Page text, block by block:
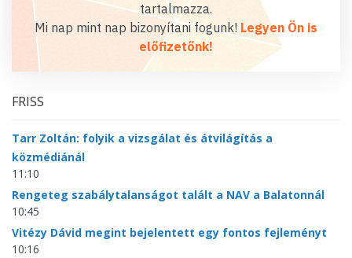
tartalmazza.
Mi nap mint nap bizonyítani fogunk! Legyen Ön is
előfizetőnk!
FRISS
Tarr Zoltán: folyik a vizsgálat és átvilágítás a
közmédiánál
11:10
Rengeteg szabálytalanságot talált a NAV a Balatonnál
10:45
Vitézy Dávid megint bejelentett egy fontos fejleményt
10:16